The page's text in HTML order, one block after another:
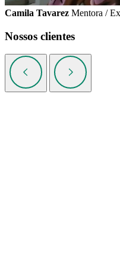
Camila Tavarez Mentora /
Nossos clientes